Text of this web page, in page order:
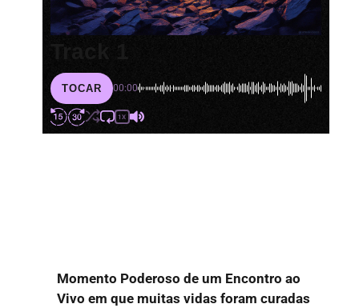
Track 1
TOCAR 00:00
1X
Momento Poderoso de um Encontro ao
Vivo em que muitas vidas foram curadas